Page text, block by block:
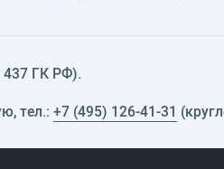
437 ГК РФ).
тел.: +7 (495) 126-41-31